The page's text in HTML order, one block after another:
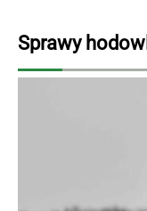
Sprawy